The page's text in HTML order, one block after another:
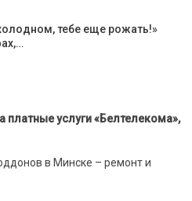
тебе еще рожать!»
услуги «Белтелекома»,
в Минске – ремонт и